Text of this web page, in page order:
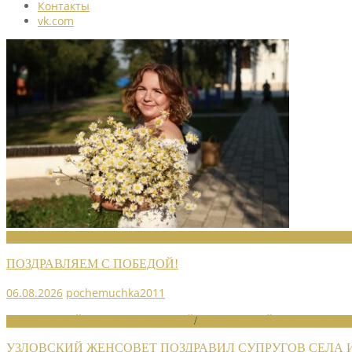
Контакты
vk.com
ПОЗДРАВЛЯЕМ С ПОБЕДОЙ!
06.08.2026 pochemuchka2011
/
УЗЛОВСКИЙ ЖЕНСОВЕТ ПОЗДРАВИЛ СУПРУГОВ СЕЛА